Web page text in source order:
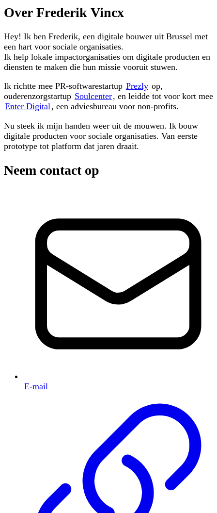
Over Frederik Vincx
Hey! Ik ben Frederik, een digitale bouwer uit Brussel met
een hart voor sociale organisaties.
Ik help lokale impactorganisaties om digitale producten en
diensten te maken die hun missie vooruit stuwen.
Ik richtte mee PR-softwarestartup Prezly op,
ouderenzorgstartup Soulcenter, en leidde tot voor kort mee
Enter Digital, een adviesbureau voor non-profits.
Nu steek ik mijn handen weer uit de mouwen. Ik bouw
digitale producten voor sociale organisaties. Van eerste
prototype tot platform dat jaren draait.
Neem contact op
E-mail